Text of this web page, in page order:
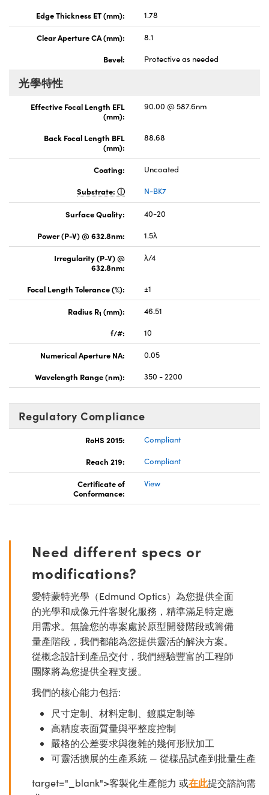
Edge Thickness ET (mm):
1.78
Clear Aperture CA (mm):
8.1
Bevel:
Protective as needed
光學特性
Effective Focal Length EFL
(mm):
90.00 @ 587.6nm
Back Focal Length BFL
(mm):
88.68
Coating:
Uncoated
Substrate:
N-BK7
Surface Quality:
40-20
Power (P-V) @ 632.8nm:
1.5λ
Irregularity (P-V) @
632.8nm:
λ/4
Focal Length Tolerance (%): ±1
Radius R1 (mm):
46.51
f/#:
10
Numerical Aperture NA:
0.05
Wavelength Range (nm):
350 - 2200
Regulatory Compliance
RoHS 2015:
Compliant
Reach 219:
Compliant
Certificate of
Conformance:
View
Need different specs or
modifications?
愛特蒙特光學（Edmund Optics）為您提供全面
的光學和成像元件客製化服務，精準滿足特定應
用需求。無論您的專案處於原型開發階段或籌備
量產階段，我們都能為您提供靈活的解決方案。
從概念設計到產品交付，我們經驗豐富的工程師
團隊將為您提供全程支援。
我們的核心能力包括:
尺寸定制、材料定制、鍍膜定制等
高精度表面質量與平整度控制
嚴格的公差要求與復雜的幾何形狀加工
可靈活擴展的生產系統 — 從樣品試產到批量生產
target="_blank">客製化生產能力 或在此提交諮詢需